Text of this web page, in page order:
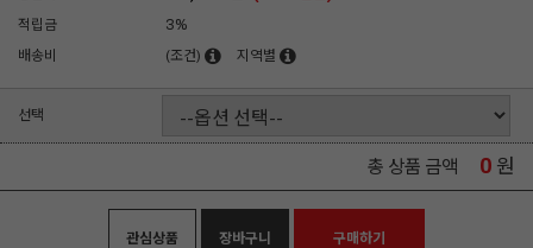
적립금
3%
배송비
(조건) 지역별
선택
총 상품 금액 0 원
관심상품 장바구니 구매하기